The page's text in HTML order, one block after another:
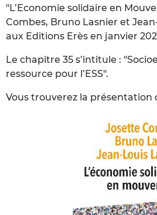
"L’Economie solidaire en
Combes, Bruno Lasnier et
aux Editions Erès en janvier
Le chapitre 35 s’intitule :
ressource pour l’ESS".
Vous trouverez la présentation